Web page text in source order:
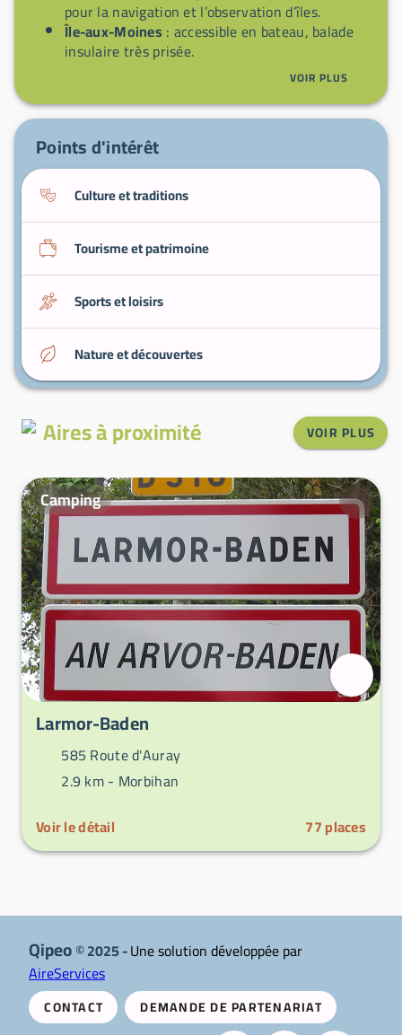
pour la navigation et l’observation d’îles.
Île-aux-Moines : accessible en bateau, balade
insulaire très prisée.
: autre île du golfe, réputée pour ses
Vannes: ville proche offrant musées, remparts
VOIR PLUS
Points d'intérêt
Culture et traditions
Tourisme et patrimoine
Sports et loisirs
Nature et découvertes
Aires à proximité VOIR PLUS
Camping
Larmor-Baden
585 Route d'Auray
2.9 km - Morbihan
Voir le détail
77places
Qipeo© 2025 -Une solution développée par
AireServices
CONTACT DEMANDE DE PARTENARIAT